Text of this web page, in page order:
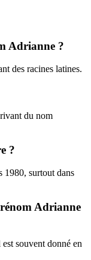
Adrianne ?
des racines latines.
du nom
?
1980, surtout dans
Adrianne
souvent donné en